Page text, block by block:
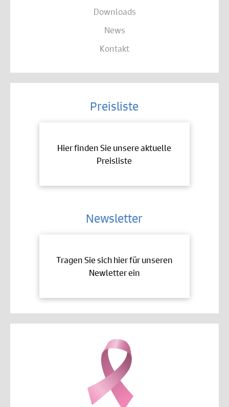
Downloads
News
Kontakt
Preisliste
Hier finden Sie unsere aktuelle
Preisliste
Newsletter
Tragen Sie sich hier für unseren
Newletter ein